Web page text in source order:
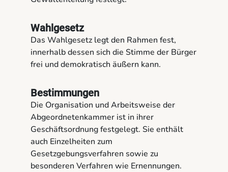
Wahlgesetz
Das Wahlgesetz legt den Rahmen fest,
innerhalb dessen sich die Stimme der Bürger
frei und demokratisch äußern kann.
Bestimmungen
Die Organisation und Arbeitsweise der
Abgeordnetenkammer ist in ihrer
Geschäftsordnung festgelegt. Sie enthält
auch Einzelheiten zum
Gesetzgebungsverfahren sowie zu
besonderen Verfahren wie Ernennungen.